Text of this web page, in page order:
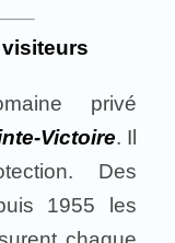
visiteurs
privé
Victoire. Il
Des
1955 les